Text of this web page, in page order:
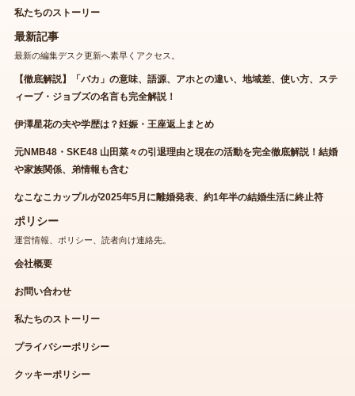
私たちのストーリー
最新記事
最新の編集デスク更新へ素早くアクセス。
【徹底解説】「バカ」の意味、語源、アホとの違い、地域差、使い方、ステ
ィーブ・ジョブズの名言も完全解説！
伊澤星花の夫や学歴は？妊娠・王座返上まとめ
元NMB48・SKE48 山田菜々の引退理由と現在の活動を完全徹底解説！結婚
や家族関係、弟情報も含む
なこなこカップルが2025年5月に離婚発表、約1年半の結婚生活に終止符
ポリシー
運営情報、ポリシー、読者向け連絡先。
会社概要
お問い合わせ
私たちのストーリー
プライバシーポリシー
クッキーポリシー